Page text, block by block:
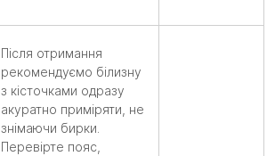
Після отримання
рекомендуємо білизну
з кісточками одразу
акуратно приміряти, не
знімаючи бирки.
Перевірте пояс,